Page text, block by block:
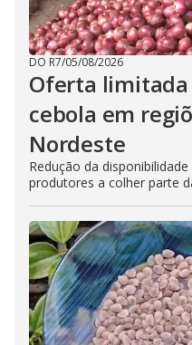
DO R7/05/08/2026
Oferta limitada
cebola em
Nordeste
Redução da
produtores a colher parte